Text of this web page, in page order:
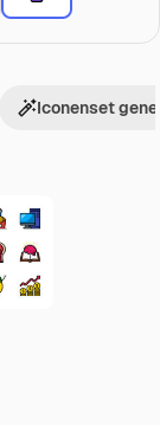
Iconenset